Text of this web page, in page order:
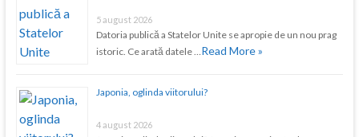
5 august 2026
Datoria publică a Statelor Unite se apropie de un nou prag
istoric. Ce arată datele … Read More »
Japonia, oglinda viitorului?
4 august 2026